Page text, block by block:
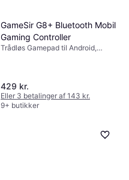
GameSir G8+ Bluetooth Mobil
Gaming Controller
Trådløs Gamepad til Android,
429 kr.
Eller 3 betalinger af 143 kr.
9+ butikker